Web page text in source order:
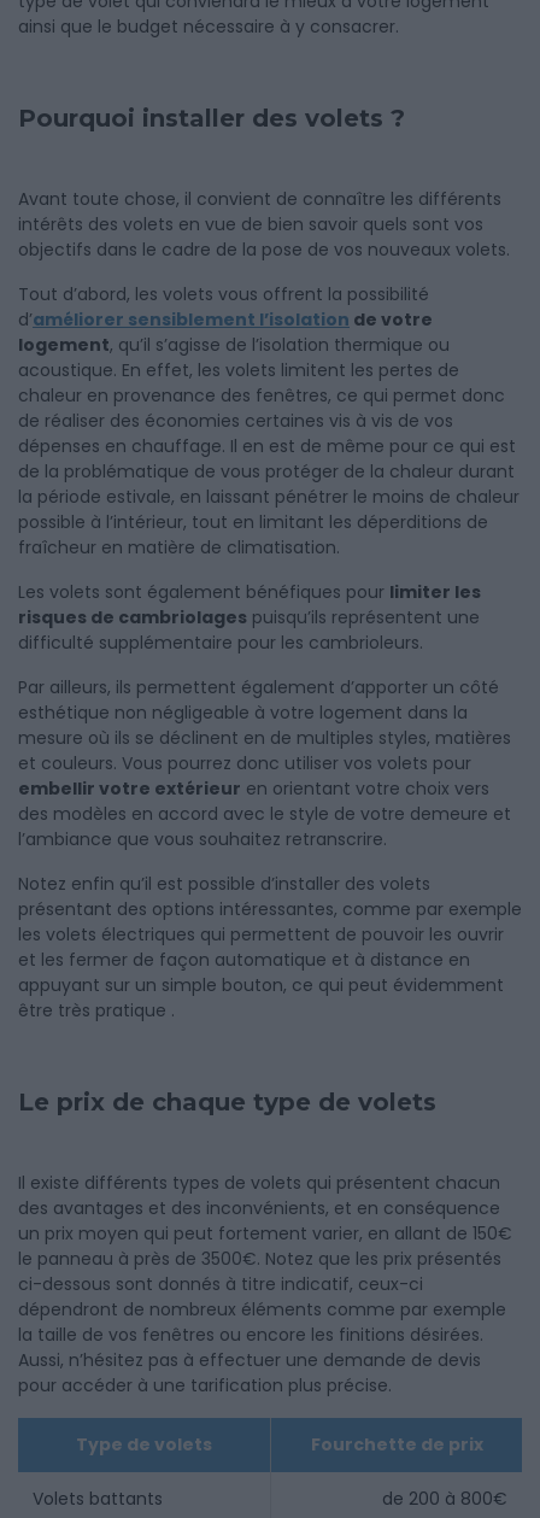
ainsi que le budget nécessaire à y consacrer.
Pourquoi installer des volets ?
Avant toute chose, il convient de connaître les différents
intérêts des volets en vue de bien savoir quels sont vos
objectifs dans le cadre de la pose de vos nouveaux volets.
Tout d’abord, les volets vous offrent la possibilité
d’améliorer sensiblement l’isolation de votre
logement, qu’il s’agisse de l’isolation thermique ou
acoustique. En effet, les volets limitent les pertes de
chaleur en provenance des fenêtres, ce qui permet donc
de réaliser des économies certaines vis à vis de vos
dépenses en chauffage. Il en est de même pour ce qui est
de la problématique de vous protéger de la chaleur durant
la période estivale, en laissant pénétrer le moins de chaleur
possible à l’intérieur, tout en limitant les déperditions de
fraîcheur en matière de climatisation.
Les volets sont également bénéfiques pour limiter les
risques de cambriolages puisqu’ils représentent une
difficulté supplémentaire pour les cambrioleurs.
Par ailleurs, ils permettent également d’apporter un côté
esthétique non négligeable à votre logement dans la
mesure où ils se déclinent en de multiples styles, matières
et couleurs. Vous pourrez donc utiliser vos volets pour
embellir votre extérieur en orientant votre choix vers
des modèles en accord avec le style de votre demeure et
l’ambiance que vous souhaitez retranscrire.
Notez enfin qu’il est possible d’installer des volets
présentant des options intéressantes, comme par exemple
les volets électriques qui permettent de pouvoir les ouvrir
et les fermer de façon automatique et à distance en
appuyant sur un simple bouton, ce qui peut évidemment
être très pratique .
Le prix de chaque type de volets
Il existe différents types de volets qui présentent chacun
des avantages et des inconvénients, et en conséquence
un prix moyen qui peut fortement varier, en allant de 150€
le panneau à près de 3500€. Notez que les prix présentés
ci-dessous sont donnés à titre indicatif, ceux-ci
dépendront de nombreux éléments comme par exemple
la taille de vos fenêtres ou encore les finitions désirées.
Aussi, n’hésitez pas à effectuer une demande de devis
pour accéder à une tarification plus précise.
Type de volets Fourchette de prix
Volets battants de 200 à 800€